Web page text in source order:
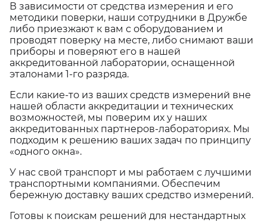
В зависимости от средства измерения и его
методики поверки, наши сотрудники в Дружбе
либо приезжают к вам с оборудованием и
проводят поверку на месте, либо снимают ваши
приборы и поверяют его в нашей
аккредитованной лаборатории, оснащенной
эталонами 1-го разряда.
Если какие-то из ваших средств измерений вне
нашей области аккредитации и технических
возможностей, мы поверим их у наших
аккредитованных партнеров-лабораториях. Мы
подходим к решению ваших задач по принципу
«одного окна».
У нас свой транспорт и мы работаем с лучшими
транспортными компаниями. Обеспечим
бережную доставку ваших средство измерений.
Готовы к поискам решений для нестандартных